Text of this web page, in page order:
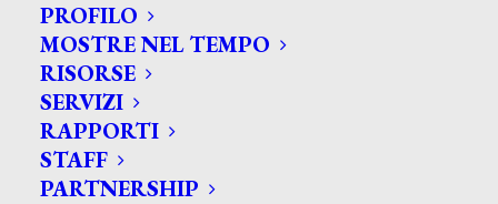
PROFILO
MOSTRE NEL TEMPO
RISORSE
SERVIZI
RAPPORTI
STAFF
PARTNERSHIP
Ricordo di Guido Rossi.